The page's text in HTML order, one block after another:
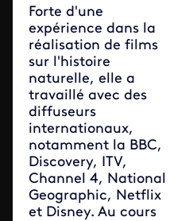
Forte d'une
expérience dans la
réalisation de films
sur l'histoire
naturelle, elle a
travaillé avec des
diffuseurs
internationaux,
notamment la BBC,
Discovery, ITV,
Channel 4, National
Geographic, Netflix
et Disney. Au cours